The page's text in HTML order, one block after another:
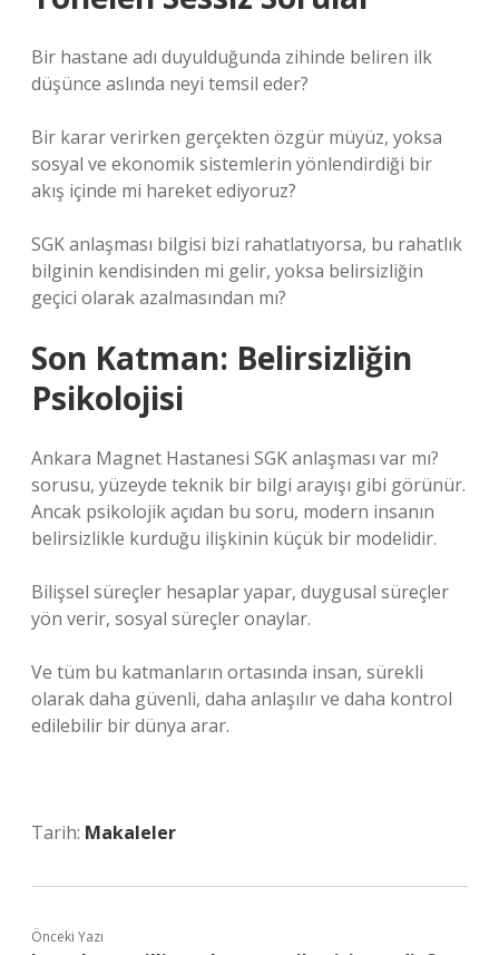
Bir hastane adı duyulduğunda zihinde beliren ilk
düşünce aslında neyi temsil eder?
Bir karar verirken gerçekten özgür müyüz, yoksa
sosyal ve ekonomik sistemlerin yönlendirdiği bir
akış içinde mi hareket ediyoruz?
SGK anlaşması bilgisi bizi rahatlatıyorsa, bu rahatlık
bilginin kendisinden mi gelir, yoksa belirsizliğin
geçici olarak azalmasından mı?
Son Katman: Belirsizliğin
Psikolojisi
Ankara Magnet Hastanesi SGK anlaşması var mı?
sorusu, yüzeyde teknik bir bilgi arayışı gibi görünür.
Ancak psikolojik açıdan bu soru, modern insanın
belirsizlikle kurduğu ilişkinin küçük bir modelidir.
Bilişsel süreçler hesaplar yapar, duygusal süreçler
yön verir, sosyal süreçler onaylar.
Ve tüm bu katmanların ortasında insan, sürekli
olarak daha güvenli, daha anlaşılır ve daha kontrol
edilebilir bir dünya arar.
Tarih: Makaleler
Önceki Yazı